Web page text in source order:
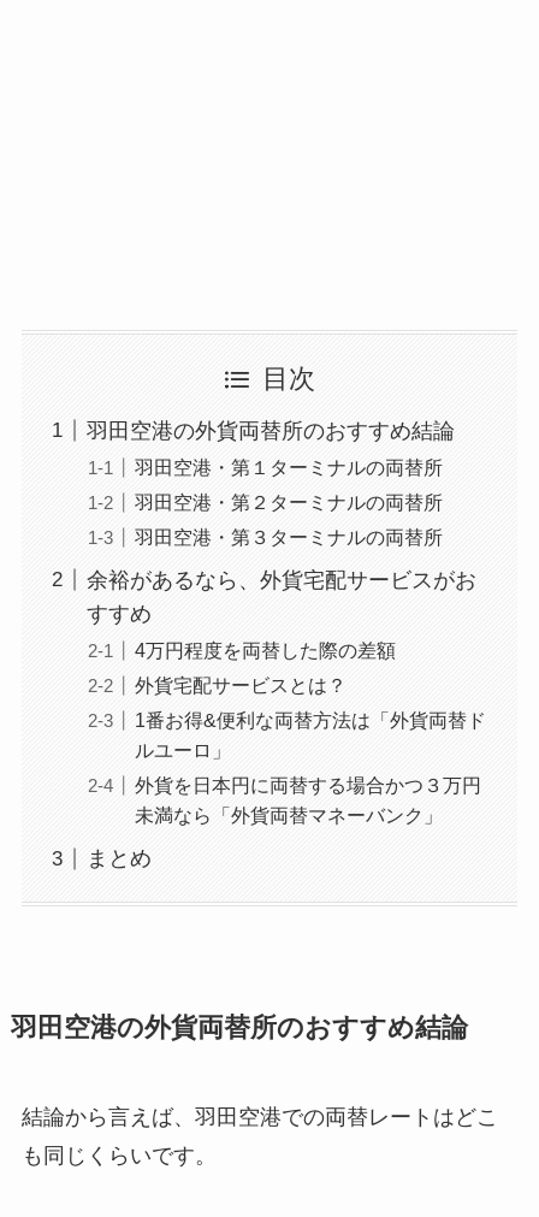
目次
羽田空港の外貨両替所のおすすめ結論
羽田空港・第１ターミナルの両替所
羽田空港・第２ターミナルの両替所
羽田空港・第３ターミナルの両替所
余裕があるなら、外貨宅配サービスがお
すすめ
4万円程度を両替した際の差額
外貨宅配サービスとは？
1番お得&便利な両替方法は「外貨両替ド
ルユーロ」
外貨を日本円に両替する場合かつ３万円
未満なら「外貨両替マネーバンク」
まとめ
羽田空港の外貨両替所のおすすめ結論
結論から言えば、羽田空港での両替レートはどこ
も同じくらいです。